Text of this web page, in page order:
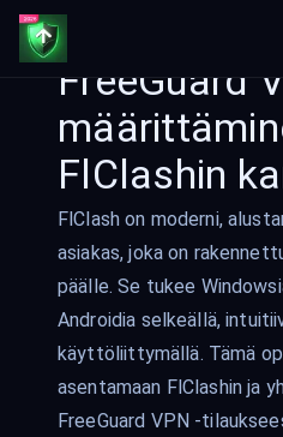
FreeGuard
FlClashin
FlClash on moderni,
asiakas, joka on
päälle. Se tukee
Androidia selkeällä,
käyttöliittymällä. Tämä
asentamaan FlClashin ja
FreeGuard VPN -